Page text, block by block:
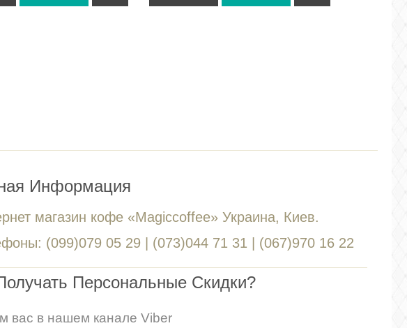
Информация
магазин кофе «Magiccoffee» Украина, Киев.
(099)079 05 29 | (073)044 71 31 | (067)970 16 22
Персональные Скидки?
вас в нашем канале Viber